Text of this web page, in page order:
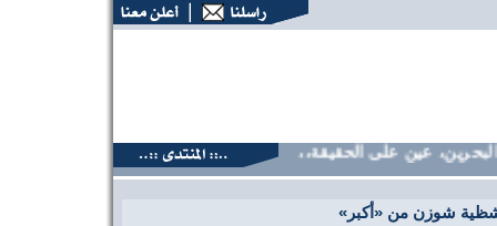
عين على الحقيقة،، منتديات البحرين، عين على
شوزن من «أكبر»